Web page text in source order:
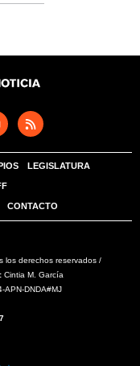
LEGISLATURA
CONTACTO
los derechos reservados /
Cintia M. García
APN-DNDA#MJ